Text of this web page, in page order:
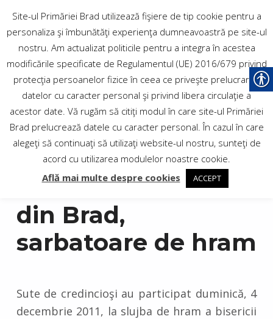
PRIMĂRIA
MUNICIPIULUI BRAD
Site-ul oficial al Municipiului
Brad
Biserica Sf. Varvara
din Brad,
sarbatoare de hram
Sute de credincioşi au participat duminică, 4
decembrie 2011, la slujba de hram a bisericii
Site-ul Primăriei Brad utilizează fişiere de tip cookie pentru a
personaliza şi îmbunătăţi experienţa dumneavoastră pe site-ul
nostru. Am actualizat politicile pentru a integra în acestea
modificările specificate de Regulamentul (UE) 2016/679 privind
protecţia persoanelor fizice în ceea ce priveşte prelucrarea
datelor cu caracter personal şi privind libera circulaţie a
acestor date. Vă rugăm să citiţi modul în care site-ul Primăriei
Brad prelucrează datele cu caracter personal. În cazul în care
alegeţi să continuaţi să utilizaţi website-ul nostru, sunteţi de
acord cu utilizarea modulelor noastre cookie.
Află mai multe despre cookies
ACCEPT